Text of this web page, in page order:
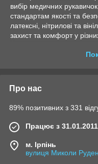
вибір медичних
стандартам якості та
латексні, нітрилові та
захист та комфорт у
закладів харчування, а
чутливістю до дотику, що
та стійкі до хімічних
рукавичкипідходять для
зручність.
Про нас
89% позитивних з 331
Працює з 31.01.2011
м. Ірпінь
вулиця Миколи